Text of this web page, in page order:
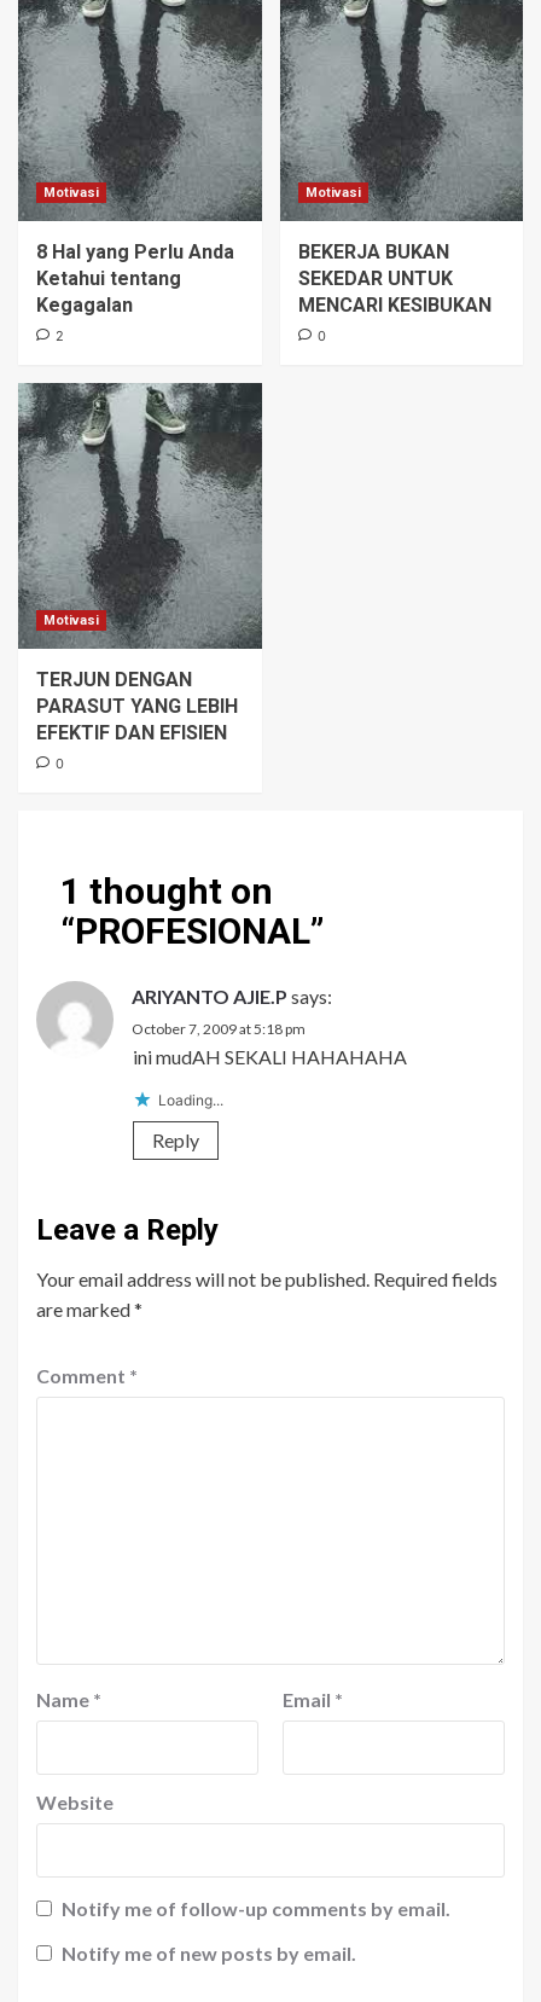
Motivasi
8 Hal yang Perlu Anda
Ketahui tentang
Kegagalan
2
Motivasi
BEKERJA BUKAN
SEKEDAR UNTUK
MENCARI KESIBUKAN
0
Motivasi
TERJUN DENGAN
PARASUT YANG LEBIH
EFEKTIF DAN EFISIEN
0
1 thought on
“PROFESIONAL”
ARIYANTO AJIE.P says:
October 7, 2009 at 5:18 pm
ini mudAH SEKALI HAHAHAHA
Loading...
Reply
Leave a Reply
Your email address will not be published. Required fields
are marked*
Comment *
Name * Email *
Website
Notify me of follow-up comments by email.
Notify me of new posts by email.